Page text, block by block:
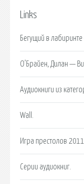
Links
Бегущий в
О’Брайен, Дилан —
Аудиокниги из
Wall.
Игра престолов
Серии аудиокниг.